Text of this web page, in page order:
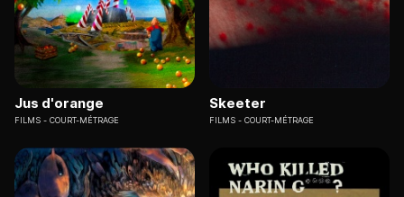
Jus d'orange
FILMS COURT-MÉTRAGE
Skeeter
FILMS COURT-MÉTRAGE